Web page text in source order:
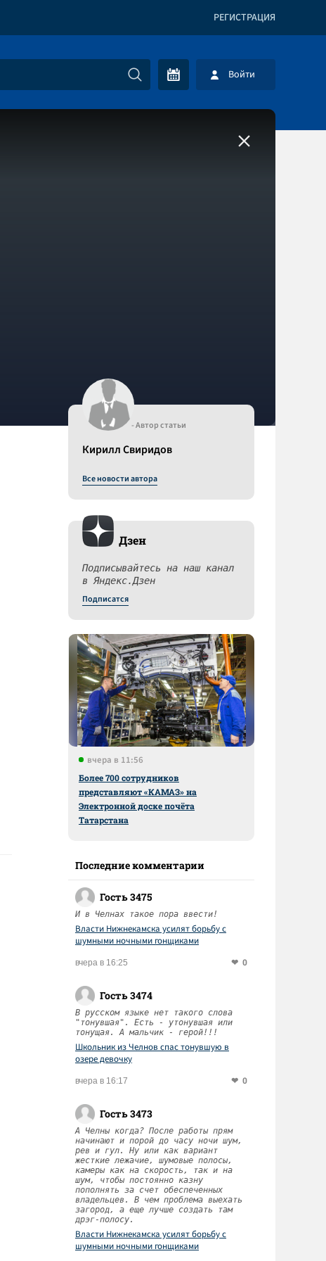
РЕГИСТРАЦИЯ
Войти
- Автор статьи
Кирилл Свиридов
Все новости автора
Дзен
Подписывайтесь на наш канал
в Яндекс.Дзен
Подписатся
вчера в 11:56
Более 700 сотрудников
представляют «КАМАЗ» на
Электронной доске почёта
Татарстана
Последние комментарии
Гость 3475
И в Челнах такое пора ввести!
Власти Нижнекамска усилят борьбу с
шумными ночными гонщиками
вчера в 16:25 0
Гость 3474
В русском языке нет такого слова
"тонувшая". Есть - утонувшая или
тонущая. А мальчик - герой!!!
Школьник из Челнов спас тонувшую в
озере девочку
вчера в 16:17 0
Гость 3473
А Челны когда? После работы прям
начинают и порой до часу ночи шум,
рев и гул. Ну или как вариант
жесткие лежачие, шумовые полосы,
камеры как на скорость, так и на
шум, чтобы постоянно казну
пополнять за счет обеспеченных
владельцев. В чем проблема выехать
загород, а еще лучше создать там
дрэг-полосу.
Власти Нижнекамска усилят борьбу с
шумными ночными гонщиками